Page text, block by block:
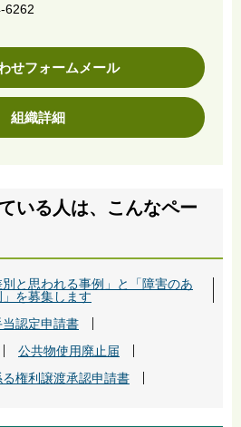
6262
せフォームメール
組織詳細
いる人は、こんなペー
別と思われる事例」と「障害のあ
を募集します
認定申請書
公共物使用廃止届
権利譲渡承認申請書